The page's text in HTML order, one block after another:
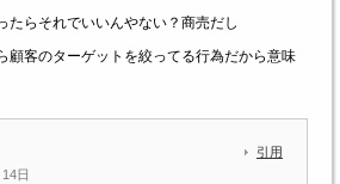
たらそれでいいんやない？商売だし
顧客のターゲットを絞ってる行為だから意味
日
引用